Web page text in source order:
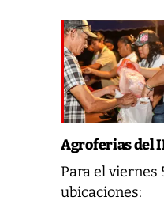
Agroferias del
Para el viernes
ubicaciones: